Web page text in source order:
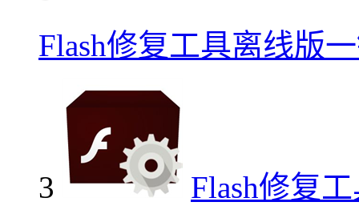
Flash修复工具离线版
3
Flash修复